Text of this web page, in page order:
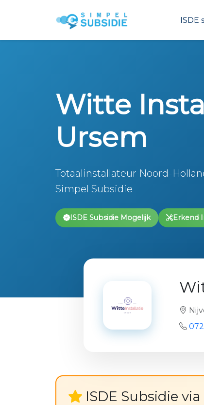
ISDE
Witte
Ursem
Totaalinstallateur Noord-
Simpel Subsidie
ISDE Subsidie Mogelijk Erkend
ISDE Subsidie